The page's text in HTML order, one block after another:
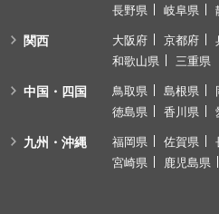
長野県
岐阜県
関西 大阪府 京都府
和歌山県
三重県
中国・四国 鳥取県 島根県
徳島県
香川県
九州・沖縄 福岡県 佐賀県
宮崎県
鹿児島県